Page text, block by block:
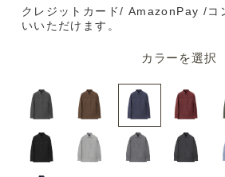
カラーを選択
クレジットカード/ AmazonPay /コ
いいただけます。